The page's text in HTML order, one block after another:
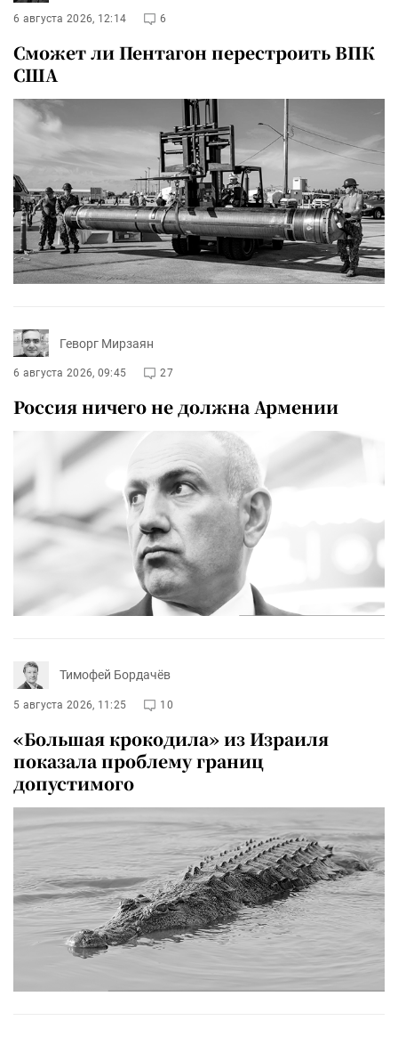
6 августа 2026, 12:14 6
Сможет ли Пентагон перестроить ВПК
США
Геворг Мирзаян
6 августа 2026, 09:45 27
Россия ничего не должна Армении
Тимофей Бордачёв
5 августа 2026, 11:25 10
«Большая крокодила» из Израиля
показала проблему границ
допустимого